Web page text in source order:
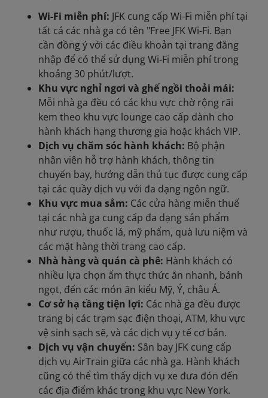
Wi-Fi miễn phí: JFK cung cấp Wi-Fi miễn phí tại
tất cả các nhà ga có tên "Free JFK Wi-Fi. Bạn
cần đồng ý với các điều khoản tại trang đăng
nhập để có thể sử dụng Wi-Fi miễn phí trong
khoảng 30 phút/lượt.
Khu vực nghỉ ngơi và ghế ngồi thoải mái:
Mỗi nhà ga đều có các khu vực chờ rộng rãi
kem theo khu vực lounge cao cấp dành cho
hành khách hạng thương gia hoặc khách VIP.
Dịch vụ chăm sóc hành khách: Bộ phận
nhân viên hỗ trợ hành khách, thông tin
chuyến bay, hướng dẫn thủ tục được cung cấp
tại các quầy dịch vụ với đa dạng ngôn ngữ.
Khu vực mua sắm: Các cửa hàng miễn thuế
tại các nhà ga cung cấp đa dạng sản phẩm
như rượu, thuốc lá, mỹ phẩm, quà lưu niệm và
các mặt hàng thời trang cao cấp.
Nhà hàng và quán cà phê: Hành khách có
nhiều lựa chọn ẩm thực thức ăn nhanh, bánh
ngọt, đến các món ăn kiểu Mỹ, Ý, châu Á.
Cơ sở hạ tầng tiện lợi: Các nhà ga đều được
trang bị các trạm sạc điện thoại, ATM, khu vực
vệ sinh sạch sẽ, và các dịch vụ y tế cơ bản.
Dịch vụ vận chuyển: Sân bay JFK cung cấp
dịch vụ AirTrain giữa các nhà ga. Hành khách
cũng có thể tìm thấy dịch vụ xe đưa đón đến
các địa điểm khác trong khu vực New York.